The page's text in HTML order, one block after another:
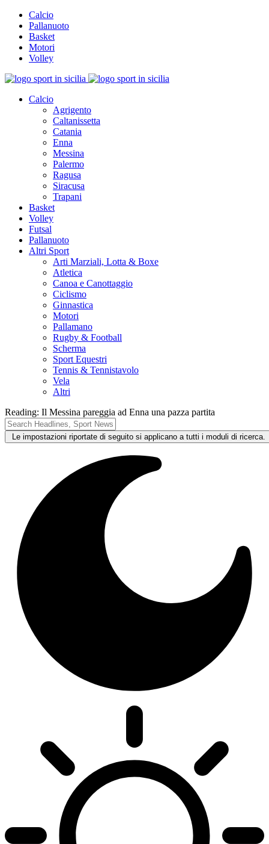
Calcio
Pallanuoto
Basket
Motori
Volley
Calcio
Agrigento
Caltanissetta
Catania
Enna
Messina
Palermo
Ragusa
Siracusa
Trapani
Basket
Volley
Futsal
Pallanuoto
Altri Sport
Arti Marziali, Lotta & Boxe
Atletica
Canoa e Canottaggio
Ciclismo
Ginnastica
Motori
Pallamano
Rugby & Football
Scherma
Sport Equestri
Tennis & Tennistavolo
Vela
Altri
Reading: Il Messina pareggia ad Enna una pazza partita